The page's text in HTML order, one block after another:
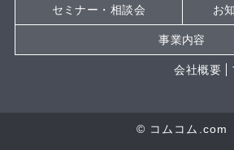
セミナー・相談会 お
事業内容
会社概要
© コムコム.com